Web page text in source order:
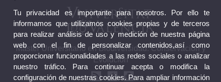
Máster Universitario en Biodiversidad: Conservación y
Evolución
Tu privacidad es importante para nosotros. Por ello te
informamos que utilizamos cookies propias y de terceros
para realizar análisis de uso y medición de nuestra página
web con el fin de personalizar contenidos,así como
proporcionar funcionalidades a las redes sociales o analizar
nuestro tráfico. Para continuar acepta o modifica la
configuración de nuestras cookies. Para ampliar información